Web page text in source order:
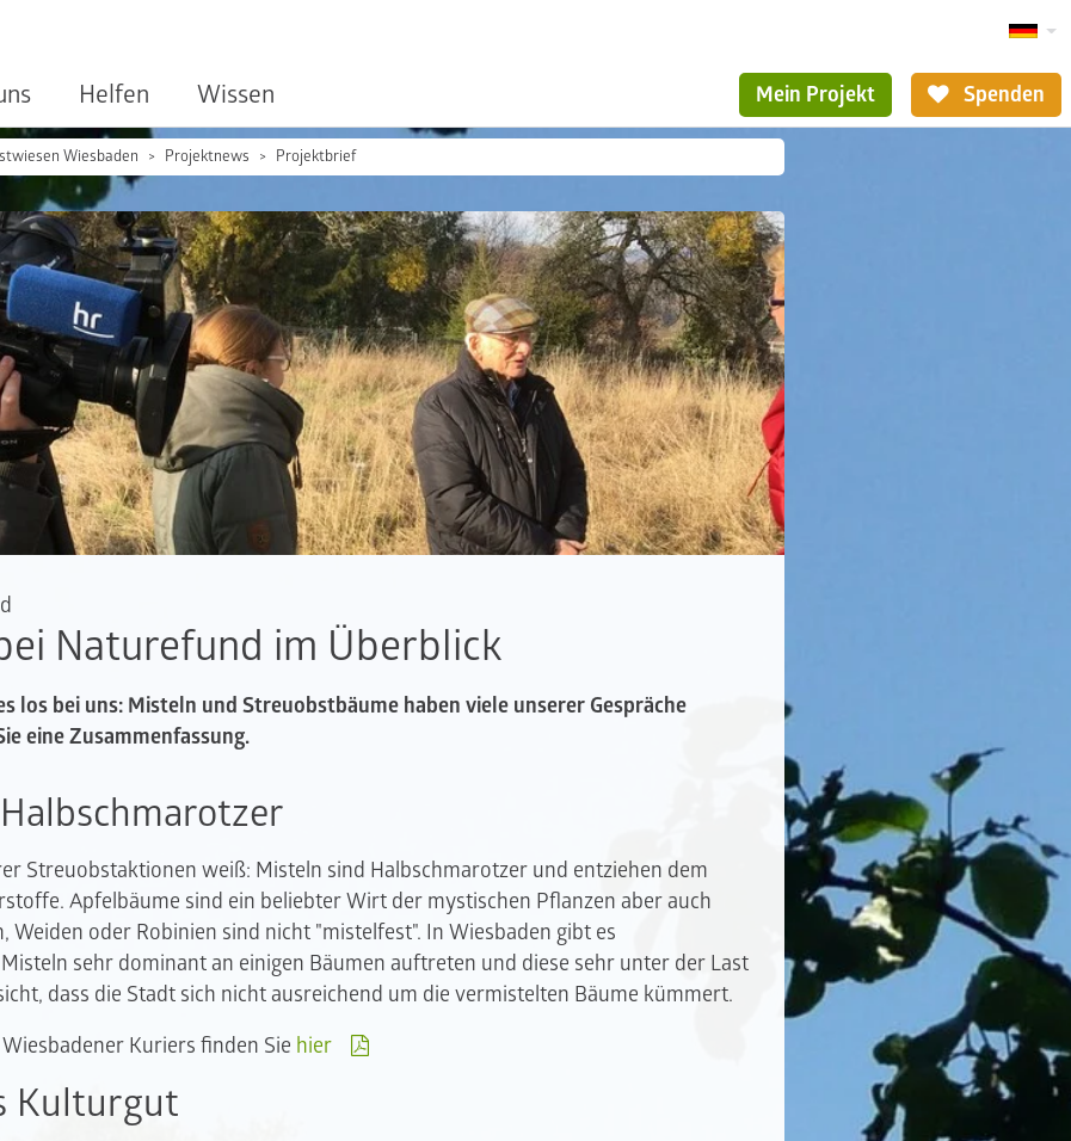
Helfen Wissen Mein Projekt Spenden
Wiesbaden Projektnews Projektbrief
Naturefund im Überblick
los bei uns: Misteln und Streuobstbäume haben viele unserer Gespräche
eine Zusammenfassung.
Streuobstaktionen weiß: Misteln sind Halbschmarotzer und entziehen dem
Apfelbäume sind ein beliebter Wirt der mystischen Pflanzen aber auch
Weiden oder Robinien sind nicht "mistelfest". In Wiesbaden gibt es
sehr dominant an einigen Bäumen auftreten und diese sehr unter der Last
dass die Stadt sich nicht ausreichend um die vermistelten Bäume kümmert.
Kuriers finden Sie hier
Kulturgut